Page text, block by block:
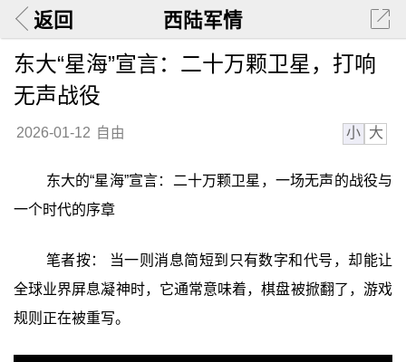
返回 西陆军情
东大“星海”宣言：二十万颗卫星，打响
无声战役
2026-01-12 自由 小 大
东大的“星海”宣言：二十万颗卫星，一场无声的战役与
一个时代的序章
笔者按： 当一则消息简短到只有数字和代号，却能让
全球业界屏息凝神时，它通常意味着，棋盘被掀翻了，游戏
规则正在被重写。